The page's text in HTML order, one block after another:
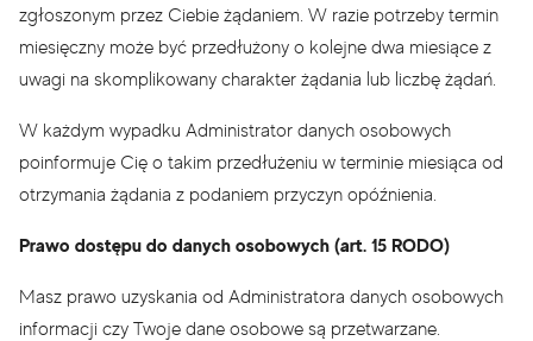
zgłoszonym przez Ciebie żądaniem. W razie potrzeby termin
miesięczny może być przedłużony o kolejne dwa miesiące z
uwagi na skomplikowany charakter żądania lub liczbę żądań.
W każdym wypadku Administrator danych osobowych
poinformuje Cię o takim przedłużeniu w terminie miesiąca od
otrzymania żądania z podaniem przyczyn opóźnienia.
Prawo dostępu do danych osobowych (art. 15 RODO)
Masz prawo uzyskania od Administratora danych osobowych
informacji czy Twoje dane osobowe są przetwarzane.